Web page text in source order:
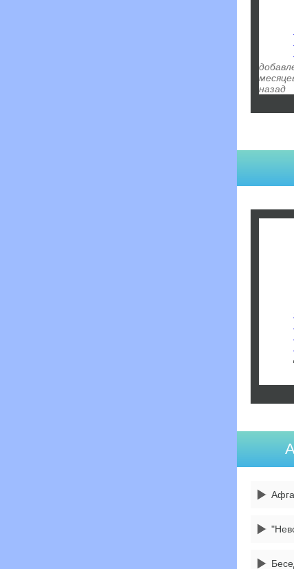
назад